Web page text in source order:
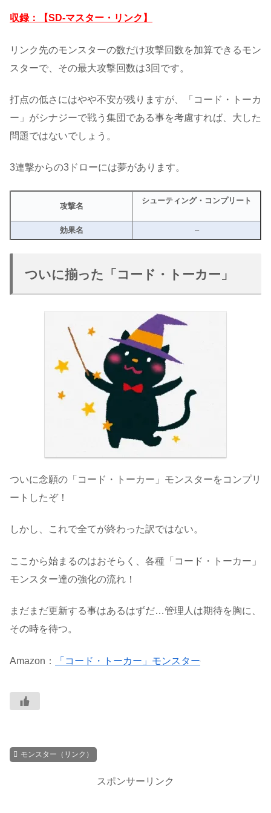
収録：【SD-マスター・リンク】
リンク先のモンスターの数だけ攻撃回数を加算できるモン
スターで、その最大攻撃回数は3回です。
打点の低さにはやや不安が残りますが、「コード・トーカ
ー」がシナジーで戦う集団である事を考慮すれば、大した
問題ではないでしょう。
3連撃からの3ドローには夢があります。
攻撃名
シューティング・コンプリート
効果名 –
ついに揃った「コード・トーカー」
ついに念願の「コード・トーカー」モンスターをコンプリ
ートしたぞ！
しかし、これで全てが終わった訳ではない。
ここから始まるのはおそらく、各種「コード・トーカー」
モンスター達の強化の流れ！
まだまだ更新する事はあるはずだ…管理人は期待を胸に、
その時を待つ。
Amazon： 「コード・トーカー」モンスター
モンスター（リンク）
スポンサーリンク